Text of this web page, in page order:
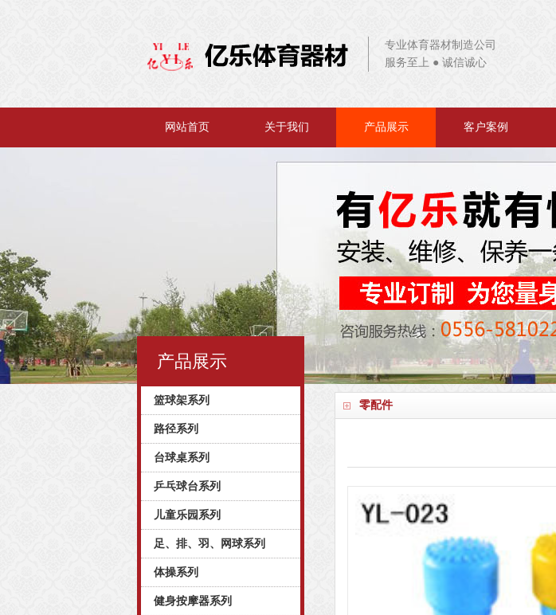
专业体育器材制造公司
服务至上 ● 诚信诚心
网站首页 关于我们 产品展示 客户案例
零配件
产品展示
篮球架系列
路径系列
台球桌系列
乒乓球台系列
儿童乐园系列
足、排、羽、网球系列
体操系列
健身按摩器系列